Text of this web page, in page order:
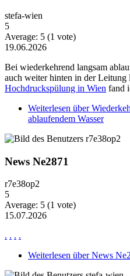
stefa-wien
5
Average: 5 (1 vote)
19.06.2026
Bei wiederkehrend langsam
auch weiter hinten in der
Hochdruckspülung in Wien fand
Weiterlesen über
ablaufendem Wasser
News Ne2871
r7e38op2
5
Average: 5 (1 vote)
15.07.2026
. . . .
Weiterlesen über News